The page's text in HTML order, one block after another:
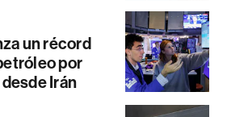
un récord
por
Irán